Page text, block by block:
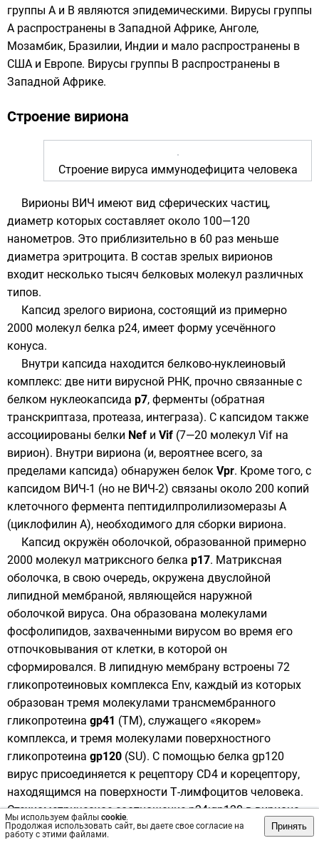
Мы используем файлы cookie.
Продолжая использовать сайт, вы даете свое согласие на
работу с этими файлами.
Принять
группы A и B являются эпидемическими. Вирусы группы
А распространены в Западной Африке, Анголе,
Мозамбик, Бразилии, Индии и мало распространены в
США и Европе. Вирусы группы В распространены в
Западной Африке.
Строение вириона
Строение вируса иммунодефицита человека
Вирионы ВИЧ имеют вид сферических частиц,
диаметр которых составляет около 100—120
нанометров. Это приблизительно в 60 раз меньше
диаметра эритроцита. В состав зрелых вирионов
входит несколько тысяч белковых молекул различных
типов.
Капсид зрелого вириона, состоящий из примерно
2000 молекул белка р24, имеет форму усечённого
конуса.
Внутри капсида находится белково-нуклеиновый
комплекс: две нити вирусной РНК, прочно связанные с
белком нуклеокапсида p7, ферменты (обратная
транскриптаза, протеаза, интеграза). С капсидом также
ассоциированы белки Nef и Vif (7—20 молекул Vif на
вирион). Внутри вириона (и, вероятнее всего, за
пределами капсида) обнаружен белок Vpr. Кроме того, с
капсидом ВИЧ-1 (но не ВИЧ-2) связаны около 200 копий
клеточного фермента пептидилпролилизомеразы A
(циклофилин А), необходимого для сборки вириона.
Капсид окружён оболочкой, образованной примерно
2000 молекул матриксного белка p17. Матриксная
оболочка, в свою очередь, окружена двуслойной
липидной мембраной, являющейся наружной
оболочкой вируса. Она образована молекулами
фосфолипидов, захваченными вирусом во время его
отпочковывания от клетки, в которой он
сформировался. В липидную мембрану встроены 72
гликопротеиновых комплекса Env, каждый из которых
образован тремя молекулами трансмембранного
гликопротеина gp41 (TM), служащего «якорем»
комплекса, и тремя молекулами поверхностного
гликопротеина gp120 (SU). С помощью белка gp120
вирус присоединяется к рецептору CD4 и корецептору,
находящимся на поверхности Т-лимфоцитов человека.
Стехиометрическое соотношениеp24:gp120 в вирионе
составляет 60—100:1. При формировании наружной